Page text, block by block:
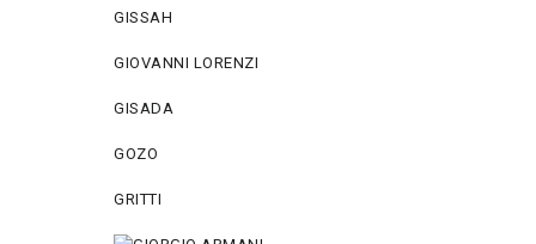
GISSAH
GIOVANNI LORENZI
GISADA
GOZO
GRITTI